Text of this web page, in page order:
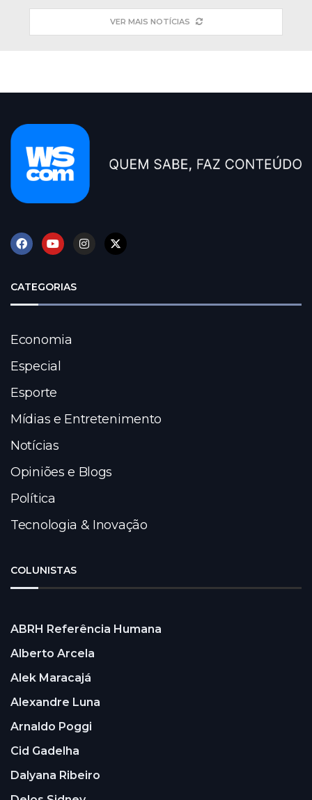
VER MAIS NOTÍCIAS
CATEGORIAS
Economia
Especial
Esporte
Mídias e Entretenimento
Notícias
Opiniões e Blogs
Política
Tecnologia & Inovação
COLUNISTAS
ABRH Referência Humana
Alberto Arcela
Alek Maracajá
Alexandre Luna
Arnaldo Poggi
Cid Gadelha
Dalyana Ribeiro